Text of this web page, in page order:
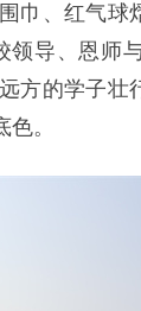
巾、红气球
导、恩师
方的学子壮
。